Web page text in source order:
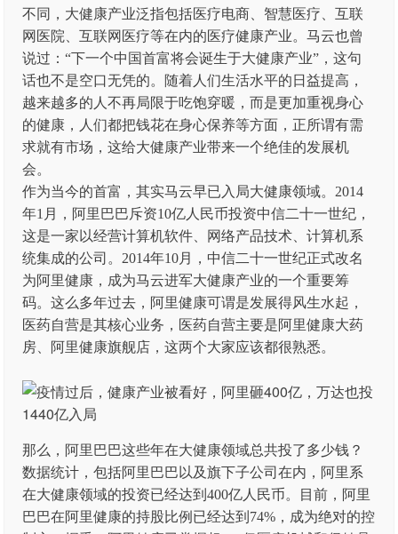
不同，大健康产业泛指包括医疗电商、智慧医疗、互联
网医院、互联网医疗等在内的医疗健康产业。马云也曾
说过：“下一个中国首富将会诞生于大健康产业”，这句
话也不是空口无凭的。随着人们生活水平的日益提高，
越来越多的人不再局限于吃饱穿暖，而是更加重视身心
的健康，人们都把钱花在身心保养等方面，正所谓有需
求就有市场，这给大健康产业带来一个绝佳的发展机
会。
作为当今的首富，其实马云早已入局大健康领域。2014
年1月，阿里巴巴斥资10亿人民币投资中信二十一世纪，
这是一家以经营计算机软件、网络产品技术、计算机系
统集成的公司。2014年10月，中信二十一世纪正式改名
为阿里健康，成为马云进军大健康产业的一个重要筹
码。这么多年过去，阿里健康可谓是发展得风生水起，
医药自营是其核心业务，医药自营主要是阿里健康大药
房、阿里健康旗舰店，这两个大家应该都很熟悉。
那么，阿里巴巴这些年在大健康领域总共投了多少钱？
数据统计，包括阿里巴巴以及旗下子公司在内，阿里系
在大健康领域的投资已经达到400亿人民币。目前，阿里
巴巴在阿里健康的持股比例已经达到74%，成为绝对的控